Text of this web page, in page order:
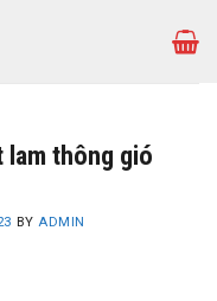
thông gió
BY ADMIN